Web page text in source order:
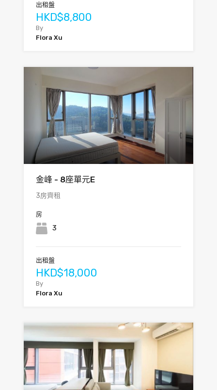
出租盤
HKD$8,800
By
Flora Xu
金峰 - 8座單元E
3房齊租
房
3
出租盤
HKD$18,000
By
Flora Xu